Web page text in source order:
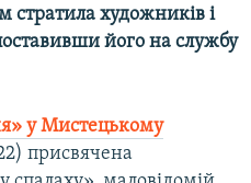
стратила художників і
його на службу
у Мистецькому
присвячена